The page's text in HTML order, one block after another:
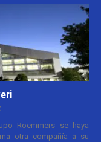
Roemmers se haya
otra compañía a su